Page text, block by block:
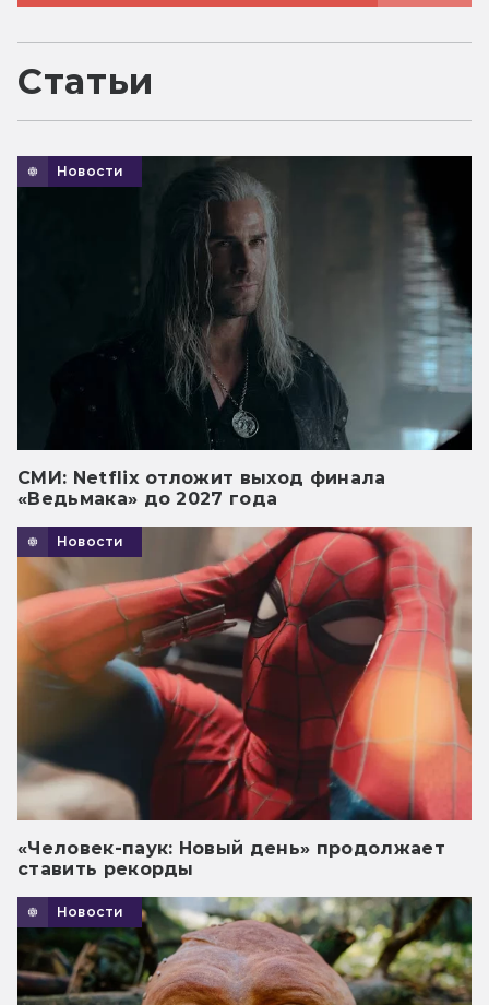
Статьи
Новости
СМИ: Netflix отложит выход финала
«Ведьмака» до 2027 года
Новости
«Человек-паук: Новый день» продолжает
ставить рекорды
Новости